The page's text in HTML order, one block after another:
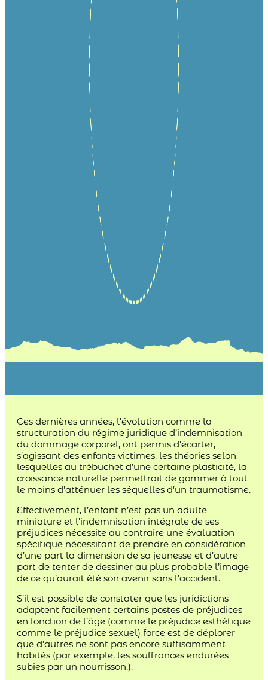
Ces dernières années, l’évolution comme la
structuration du régime juridique d’indemnisation
du dommage corporel, ont permis d’écarter,
s’agissant des enfants victimes, les théories selon
lesquelles au trébuchet d’une certaine plasticité, la
croissance naturelle permettrait de gommer à tout
le moins d’atténuer les séquelles d’un traumatisme.
Effectivement, l’enfant n’est pas un adulte
miniature et l’indemnisation intégrale de ses
préjudices nécessite au contraire une évaluation
spécifique nécessitant de prendre en considération
d’une part la dimension de sa jeunesse et d’autre
part de tenter de dessiner au plus probable l’image
de ce qu’aurait été son avenir sans l’accident.
S’il est possible de constater que les juridictions
adaptent facilement certains postes de préjudices
en fonction de l’âge (comme le préjudice esthétique
comme le préjudice sexuel) force est de déplorer
que d’autres ne sont pas encore suffisamment
habités (par exemple, les souffrances endurées
subies par un nourrisson.).